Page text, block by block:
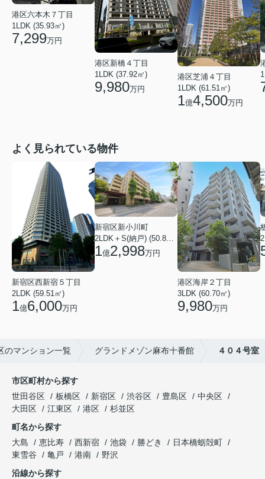
港区六本木７丁目
1LDK (35.93㎡)
7,299万円
港区新橋４丁目
1LDK (37.92㎡)
9,980万円
港区芝浦４丁目
1LDK (61.51㎡)
1億4,500万円
よく見られている物件
新宿区西新宿５丁目
2LDK (59.51㎡)
1億6,000万円
新宿区新小川町
1億2,998万円
港区海岸２丁目
3LDK (60.70㎡)
9,980万円
のマンション一覧 グランドメゾン麻布十番館 ４０４号室
市区町村から探す
世田谷区
板橋区 新宿区 渋谷区 豊島区
中央区
大田区
江東区 港区
杉並区
町名から探す
大島
恵比寿 西新宿 池袋 勝どき
日本橋蛎殻町
東雪谷
亀戸 港南
野沢
沿線から探す